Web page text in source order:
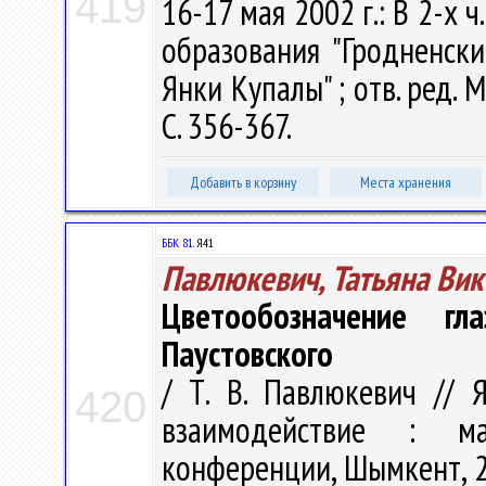
16-17 мая 2002 г.: В 2-х
образования
Янки Купалы" ; отв. ред.
С. 356-367.
Добавить в корзину Места хранения
420
ББК 81.Я41
Павлюкевич, Татьяна
Цветообозначение
Паустовского
/ Т. В. Павлюкевич //
взаимодействие :
конференции, Шымкент,